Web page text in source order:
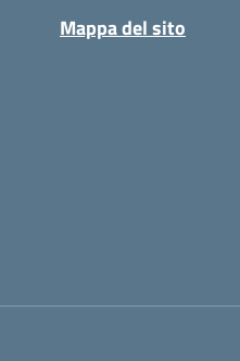
Mappa del sito